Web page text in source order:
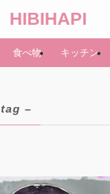
HIBIHAPI
食べ物 キッチン
–